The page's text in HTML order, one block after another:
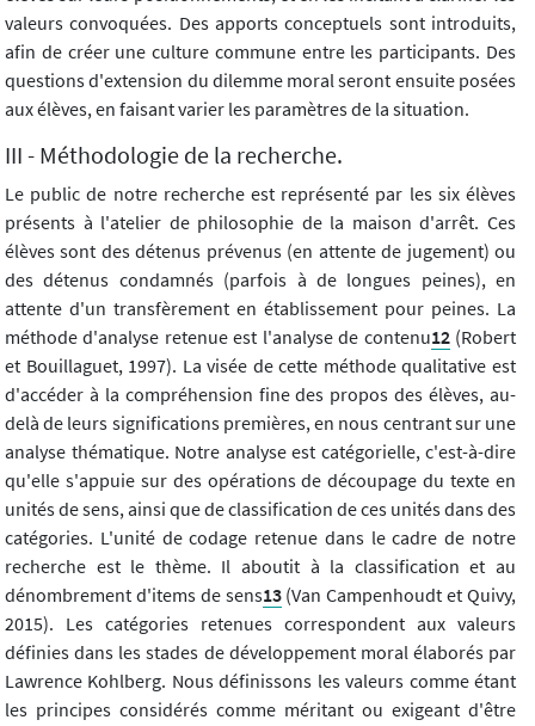
valeurs convoquées. Des apports conceptuels sont introduits,
afin de créer une culture commune entre les participants. Des
questions d'extension du dilemme moral seront ensuite posées
aux élèves, en faisant varier les paramètres de la situation.
III - Méthodologie de la recherche.
Le public de notre recherche est représenté par les six élèves
présents à l'atelier de philosophie de la maison d'arrêt. Ces
élèves sont des détenus prévenus (en attente de jugement) ou
des détenus condamnés (parfois à de longues peines), en
attente d'un transfèrement en établissement pour peines. La
méthode d'analyse retenue est l'analyse de contenu12(Robert
et Bouillaguet, 1997). La visée de cette méthode qualitative est
d'accéder à la compréhension fine des propos des élèves, au-
delà de leurs significations premières, en nous centrant sur une
analyse thématique. Notre analyse est catégorielle, c'est-à-dire
qu'elle s'appuie sur des opérations de découpage du texte en
unités de sens, ainsi que de classification de ces unités dans des
catégories. L'unité de codage retenue dans le cadre de notre
recherche est le thème. Il aboutit à la classification et au
dénombrement d'items de sens13(Van Campenhoudt et Quivy,
2015). Les catégories retenues correspondent aux valeurs
définies dans les stades de développement moral élaborés par
Lawrence Kohlberg. Nous définissons les valeurs comme étant
les principes considérés comme méritant ou exigeant d'être